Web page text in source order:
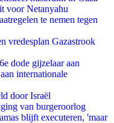
voor Netanyahu
te nemen tegen
vredesplan Gazastrook
dode gijzelaar aan
internationale
door Israël
van burgeroorlog
blijft executeren, 'maar